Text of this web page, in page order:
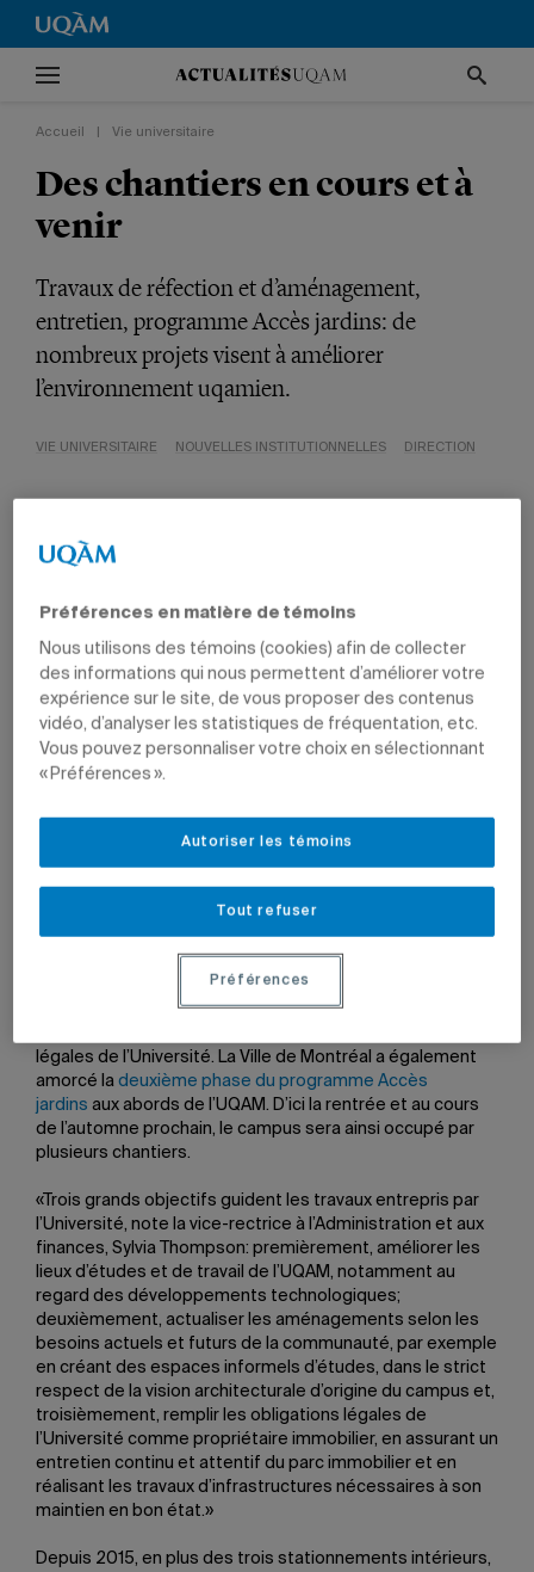
Accueil Vie universitaire
Des chantiers en cours et à
venir
Travaux de réfection et d’aménagement,
entretien, programme Accès jardins: de
nombreux projets visent à améliorer
l’environnement uqamien.
VIE UNIVERSITAIRE NOUVELLES INSTITUTIONNELLES DIRECTION
Mis à jour le 2 juin 2021 à 15 h 06
Pour 2021, le plan d’intervention du Service de la
l’enveloppe extérieure des bâtiments comprend la
rénovation des toitures de plusieurs pavillons du
campus central, de façades et fenêtres du
pavillon Judith-Jasmin ainsi que la rénovation
d’une dizaine d’entrées et issues sur le campus.
Le contexte de la pandémie a permis d’accélérer certains
travaux intérieurs et extérieurs à l’UQAM alors que
légales de l’Université. La Ville de Montréal a également
amorcé la deuxième phase du programme Accès
jardins aux abords de l’UQAM. D’ici la rentrée et au cours
de l’automne prochain, le campus sera ainsi occupé par
plusieurs chantiers.
«Trois grands objectifs guident les travaux entrepris par
l’Université, note la vice-rectrice à l’Administration et aux
finances, Sylvia Thompson: premièrement, améliorer les
lieux d’études et de travail de l’UQAM, notamment au
regard des développements technologiques;
deuxièmement, actualiser les aménagements selon les
besoins actuels et futurs de la communauté, par exemple
en créant des espaces informels d’études, dans le strict
respect de la vision architecturale d’origine du campus et,
troisièmement, remplir les obligations légales de
l’Université comme propriétaire immobilier, en assurant un
entretien continu et attentif du parc immobilier et en
réalisant les travaux d’infrastructures nécessaires à son
maintien en bon état.»
Depuis 2015, en plus des trois stationnements intérieurs,
Préférences en matière de témoins
Nous utilisons des témoins (cookies) afin de collecter
des informations qui nous permettent d’améliorer votre
expérience sur le site, de vous proposer des contenus
vidéo, d’analyser les statistiques de fréquentation, etc.
Vous pouvez personnaliser votre choix en sélectionnant
« Préférences ».
Tout refuser
Autoriser les témoins
Préférences